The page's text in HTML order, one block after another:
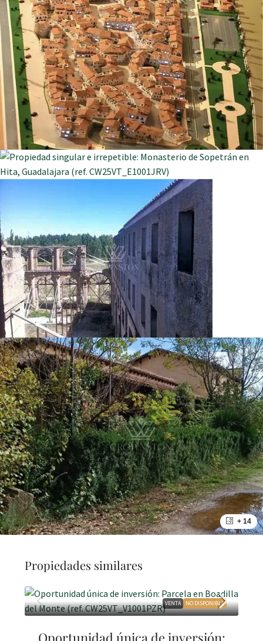
+ 14
Propiedades similares
VENTA NO DISPONIBLE
Oportunidad única de inversión: